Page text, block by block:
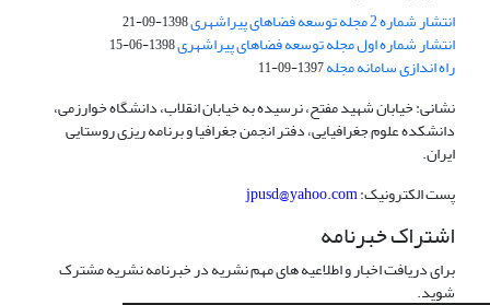
انتشار شماره 2 مجله توسعه فضاهای پیراشهری 1398-09-21
انتشار شماره اول مجله توسعه فضاهای پیراشهری1398-06-15
راه اندازی سامانه مجله1397-09-11
نشانی: خیابان شهید مفتح، نرسیده به خیابان انقلاب، دانشگاه خوارزمی،
دانشکده علوم جغرافیایی، دفتر انجمن جغرافیا و برنامه ریزی روستایی
ایران.
پست الکترونیک:jpusd@yahoo.com
اشتراک خبرنامه
برای دریافت اخبار و اطلاعیه های مهم نشریه در خبرنامه نشریه مشترک
شوید.